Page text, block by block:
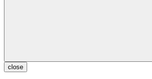
close